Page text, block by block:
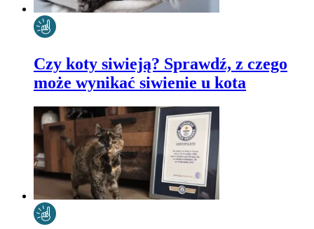
Czy koty siwieją? Sprawdź, z czego
może wynikać siwienie u kota